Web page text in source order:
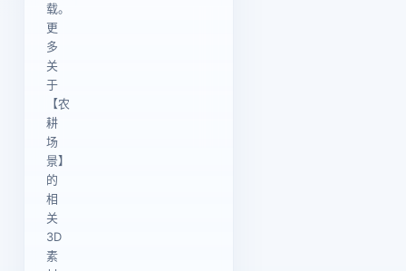
载。
更
多
关
于
【农
耕
场
景】
的
相
关
3D
素